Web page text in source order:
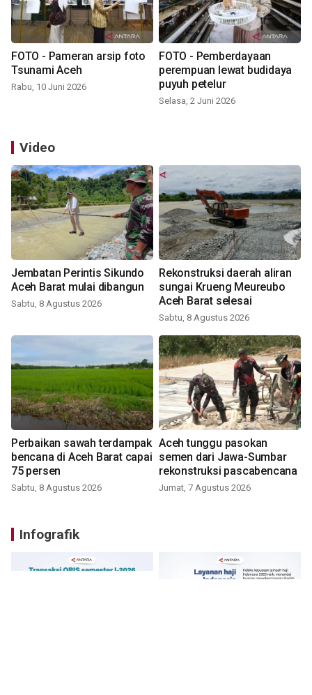
FOTO - Pameran arsip foto
Tsunami Aceh
Rabu, 10 Juni 2026
FOTO - Pemberdayaan
perempuan lewat budidaya
puyuh petelur
Selasa, 2 Juni 2026
Video
Jembatan Perintis Sikundo
Aceh Barat mulai dibangun
Sabtu, 8 Agustus 2026
Rekonstruksi daerah aliran
sungai Krueng Meureubo
Aceh Barat selesai
Sabtu, 8 Agustus 2026
Perbaikan sawah terdampak
bencana di Aceh Barat capai
75 persen
Sabtu, 8 Agustus 2026
Aceh tunggu pasokan
semen dari Jawa-Sumbar
rekonstruksi pascabencana
Jumat, 7 Agustus 2026
Infografik